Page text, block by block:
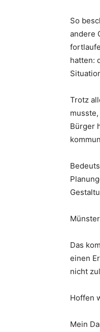
So
andere
hatten:
Trotz
Bürger
Das
einen
nicht
Hoffen
Mein